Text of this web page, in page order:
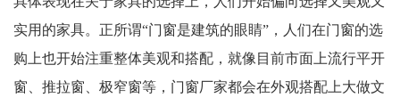
实用的家具。正所谓“门窗是建筑的眼睛”，人们在门窗的选
购上也开始注重整体美观和搭配，就像目前市面上流行平开
窗、推拉窗、极窄窗等，门窗厂家都会在外观搭配上大做文